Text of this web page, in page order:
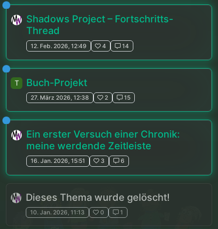
Shadows Project – Fortschritts-
Thread
12. Feb. 2026, 12:49 4 14
T Buch-Projekt
27. März 2026, 12:38 2 15
Ein erster Versuch einer Chronik:
meine werdende Zeitleiste
16. Jan. 2026, 15:51 3 6
Dieses Thema wurde gelöscht!
10. Jan. 2026, 11:13 0 1